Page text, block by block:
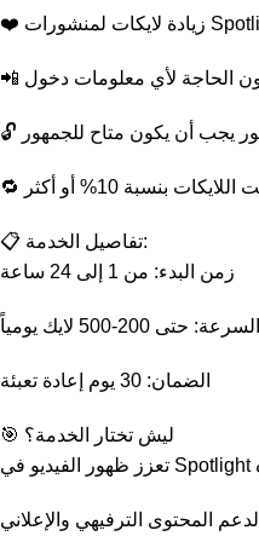
📋 تفاصيل الخدمة:
زمن البدء: من 1 إلى 24 ساعة
السرعة: حتى 200-500 لايك يومياً
الضمان: 30 يوم إعادة تعبئة
🎯 ليش تختار الخدمة؟